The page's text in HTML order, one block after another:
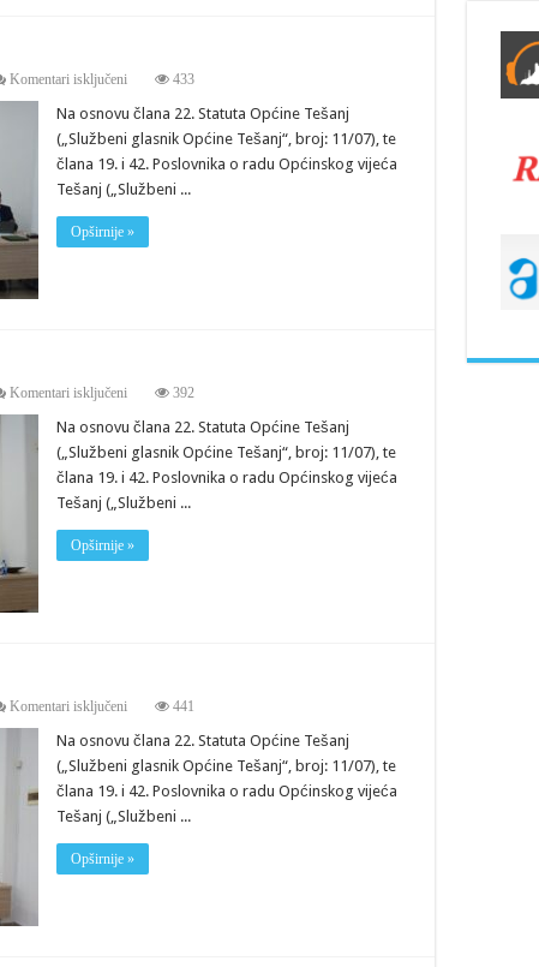
Komentari isključeniza
za
16.
sjednicu
Općinskog
vijeća
433
Na osnovu člana 22. Statuta Općine Tešanj
(„Službeni glasnik Općine Tešanj“, broj: 11/07), te
člana 19. i 42. Poslovnika o radu Općinskog vijeća
Tešanj („Službeni ...
Opširnije »
Komentari isključeniza
za
15.
sjednicu
Vijeća
392
Na osnovu člana 22. Statuta Općine Tešanj
(„Službeni glasnik Općine Tešanj“, broj: 11/07), te
člana 19. i 42. Poslovnika o radu Općinskog vijeća
Tešanj („Službeni ...
Opširnije »
Komentari isključeniza
za
14.
sjednicu
Općinskog
vijeća
441
Na osnovu člana 22. Statuta Općine Tešanj
(„Službeni glasnik Općine Tešanj“, broj: 11/07), te
člana 19. i 42. Poslovnika o radu Općinskog vijeća
Tešanj („Službeni ...
Opširnije »